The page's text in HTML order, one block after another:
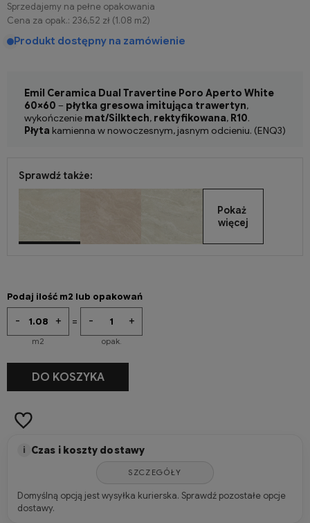
Sprzedajemy na pełne opakowania
Cena za opak.: 236,52 zł (1.08 m2)
Produkt dostępny na zamówienie
Emil Ceramica Dual Travertine Poro Aperto White
60×60 – płytka gresowa imitująca trawertyn,
wykończenie mat/Silktech, rektyfikowana, R10.
Płyta kamienna w nowoczesnym, jasnym odcieniu. (ENQ3)
Sprawdź także:
Pokaż
więcej
Podaj ilość m2 lub opakowań
+
-
m2
= +
-
opak.
+
-
DO KOSZYKA
i Czas i koszty dostawy
SZCZEGÓŁY
Domyślną opcją jest wysyłka kurierska. Sprawdź pozostałe opcje
dostawy.